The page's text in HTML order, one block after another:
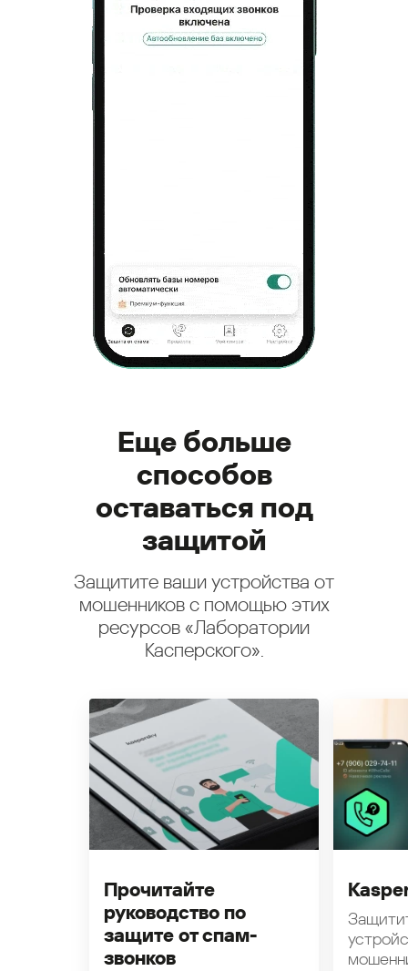
Еще больше
способов
оставаться под
защитой
Защитите ваши устройства от
мошенников с помощью этих
ресурсов «Лаборатории
Касперского».
Прочитайте
руководство по
защите от спам-
звонков